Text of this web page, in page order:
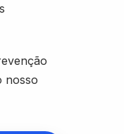
nosso